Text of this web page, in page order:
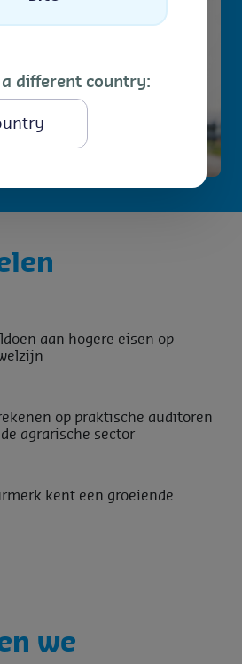
a different country:
aan hogere eisen op
op praktische auditoren
agrarische sector
kent een groeiende
we